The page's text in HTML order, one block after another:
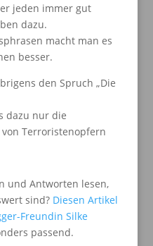
jeden immer gut
dazu.
macht man es
besser.
den Spruch „Die
dazu nur die
Terroristenopfern
und Antworten lesen,
sind? Diesen Artikel
Freundin Silke
passend.